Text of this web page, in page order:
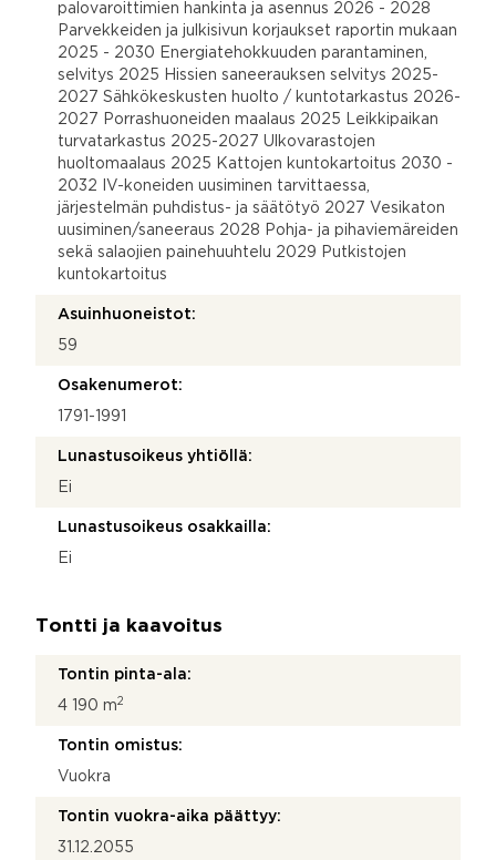
palovaroittimien hankinta ja asennus 2026 - 2028
Parvekkeiden ja julkisivun korjaukset raportin mukaan
2025 - 2030 Energiatehokkuuden parantaminen,
selvitys 2025 Hissien saneerauksen selvitys 2025-
2027 Sähkökeskusten huolto / kuntotarkastus 2026-
2027 Porrashuoneiden maalaus 2025 Leikkipaikan
turvatarkastus 2025-2027 Ulkovarastojen
huoltomaalaus 2025 Kattojen kuntokartoitus 2030 -
2032 IV-koneiden uusiminen tarvittaessa,
järjestelmän puhdistus- ja säätötyö 2027 Vesikaton
uusiminen/saneeraus 2028 Pohja- ja pihaviemäreiden
sekä salaojien painehuuhtelu 2029 Putkistojen
kuntokartoitus
Asuinhuoneistot:
59
Osakenumerot:
1791-1991
Lunastusoikeus yhtiöllä:
Ei
Lunastusoikeus osakkailla:
Ei
Tontti ja kaavoitus
Tontin pinta-ala:
4 190 m2
Tontin omistus:
Vuokra
Tontin vuokra-aika päättyy:
31.12.2055